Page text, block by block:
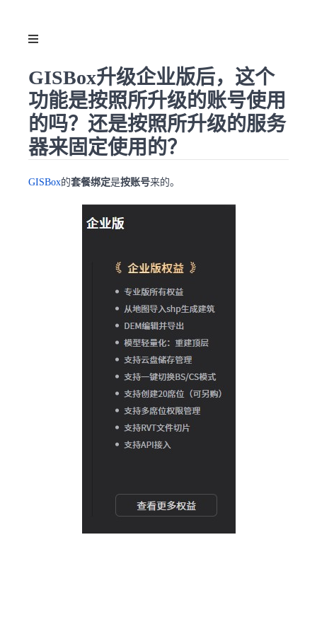
GISBox升级企业版后，这个
功能是按照所升级的账号使用
的吗？还是按照所升级的服务
器来固定使用的？
GISBox的套餐绑定是按账号来的。